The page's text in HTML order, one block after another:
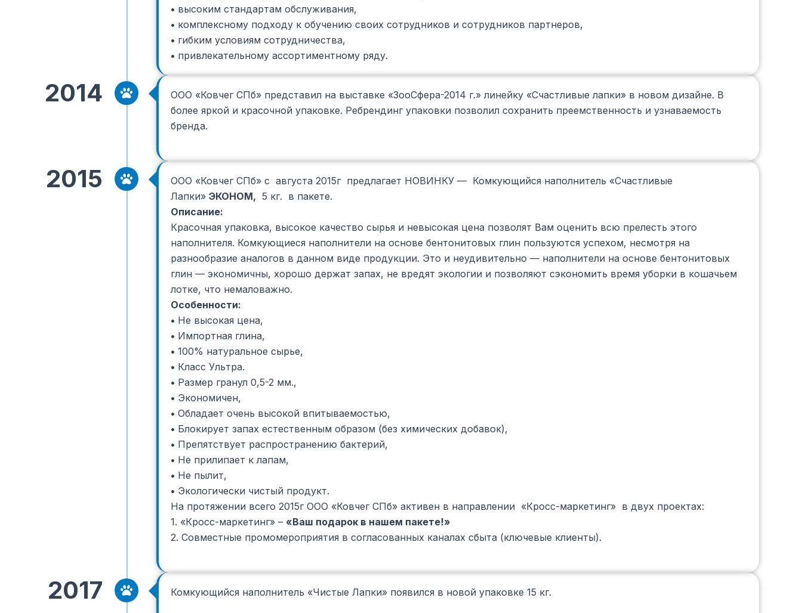
• высоким стандартам обслуживания,
• комплексному подходу к обучению своих сотрудников и сотрудников партнеров,
• гибким условиям сотрудничества,
• привлекательному ассортиментному ряду.
2014
ООО «Ковчег СПб» представил на выставке «ЗооСфера-2014 г.» линейку «Счастливые лапки» в новом дизайне. В
более яркой и красочной упаковке. Ребрендинг упаковки позволил сохранить преемственность и узнаваемость
бренда.
2015
ООО «Ковчег СПб» c августа 2015г предлагает НОВИНКУ — Комкующийся наполнитель «Счастливые
Лапки» ЭКОНОМ, 5 кг. в пакете.
Описание:
Красочная упаковка, высокое качество сырья и невысокая цена позволят Вам оценить всю прелесть этого
наполнителя. Комкующиеся наполнители на основе бентонитовых глин пользуются успехом, несмотря на
разнообразие аналогов в данном виде продукции. Это и неудивительно — наполнители на основе бентонитовых
глин — экономичны, хорошо держат запах, не вредят экологии и позволяют сэкономить время уборки в кошачьем
лотке, что немаловажно.
Особенности:
• Не высокая цена,
• Импортная глина,
• 100% натуральное сырье,
• Класс Ультра.
• Размер гранул 0,5-2 мм.,
• Экономичен,
• Обладает очень высокой впитываемостью,
• Блокирует запах естественным образом (без химических добавок),
• Препятствует распространению бактерий,
• Не прилипает к лапам,
• Не пылит,
• Экологически чистый продукт.
На протяжении всего 2015г ООО «Ковчег СПб» активен в направлении «Кросс-маркетинг» в двух проектах:
1. «Кросс-маркетинг» – «Ваш подарок в нашем пакете!»
2. Совместные промомероприятия в согласованных каналах сбыта (ключевые клиенты).
2017 Комкующийся наполнитель «Чистые Лапки» появился в новой упаковке 15 кг.